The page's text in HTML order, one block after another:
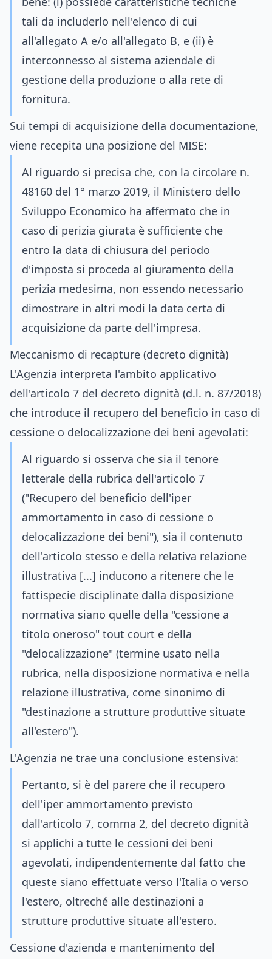
tali da includerlo nell'elenco di cui
all'allegato A e/o all'allegato B, e (ii) è
interconnesso al sistema aziendale di
gestione della produzione o alla rete di
fornitura.
Sui tempi di acquisizione della documentazione,
viene recepita una posizione del MISE:
Al riguardo si precisa che, con la circolare n.
48160 del 1° marzo 2019, il Ministero dello
Sviluppo Economico ha affermato che in
caso di perizia giurata è sufficiente che
entro la data di chiusura del periodo
d'imposta si proceda al giuramento della
perizia medesima, non essendo necessario
dimostrare in altri modi la data certa di
acquisizione da parte dell'impresa.
Meccanismo di recapture (decreto dignità)
L'Agenzia interpreta l'ambito applicativo
dell'articolo 7 del decreto dignità (d.l. n. 87/2018)
che introduce il recupero del beneficio in caso di
cessione o delocalizzazione dei beni agevolati:
Al riguardo si osserva che sia il tenore
letterale della rubrica dell'articolo 7
("Recupero del beneficio dell'iper
ammortamento in caso di cessione o
delocalizzazione dei beni"), sia il contenuto
dell'articolo stesso e della relativa relazione
illustrativa [...] inducono a ritenere che le
fattispecie disciplinate dalla disposizione
normativa siano quelle della "cessione a
titolo oneroso" tout court e della
"delocalizzazione" (termine usato nella
rubrica, nella disposizione normativa e nella
relazione illustrativa, come sinonimo di
"destinazione a strutture produttive situate
all'estero").
L'Agenzia ne trae una conclusione estensiva:
Pertanto, si è del parere che il recupero
dell'iper ammortamento previsto
dall'articolo 7, comma 2, del decreto dignità
si applichi a tutte le cessioni dei beni
agevolati, indipendentemente dal fatto che
queste siano effettuate verso l'Italia o verso
l'estero, oltreché alle destinazioni a
strutture produttive situate all'estero.
Cessione d'azienda e mantenimento del